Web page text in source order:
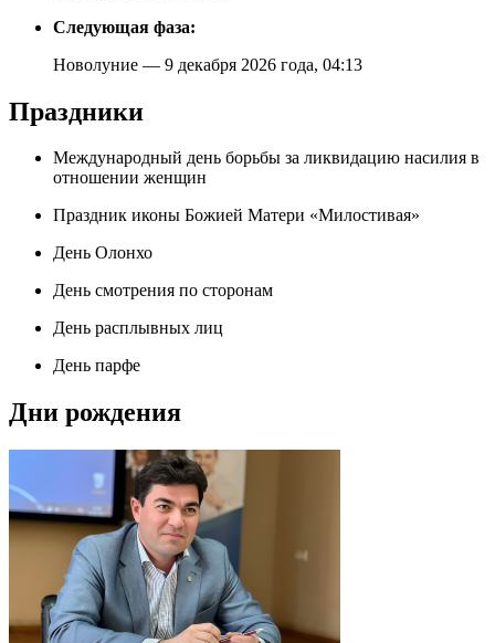
Следующая фаза:
Новолуние — 9 декабря 2026 года, 04:13
Праздники
Международный день борьбы за ликвидацию насилия в
отношении женщин
Праздник иконы Божией Матери «Милостивая»
День Олонхо
День смотрения по сторонам
День расплывных лиц
День парфе
Дни рождения